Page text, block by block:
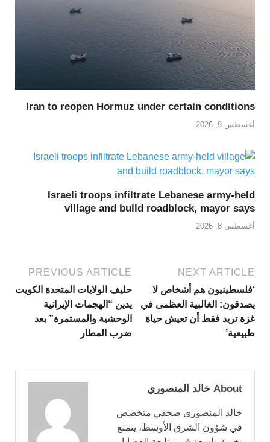
Iran to reopen Hormuz under certain conditions
أغسطس 9, 2026
Israeli troops infiltrate Lebanese army-held
village and build roadblock, mayor says
أغسطس 8, 2026
PREVIOUS ARTICLE
حليف الولايات المتحدة الكويت
يدين “الهجمات الإيرانية
الوحشية والمستمرة” بعد
ضرب المطار
NEXT ARTICLE
‘فلسطينيون هم أشخاص لا
يصدقون: الغالبية العظمى في
غزة تريد فقط أن تعيش حياة
طبيعية’
About خالد المنصوري
خالد المنصوري صحفي متخصص
في شؤون الشرق الأوسط، يتمتع